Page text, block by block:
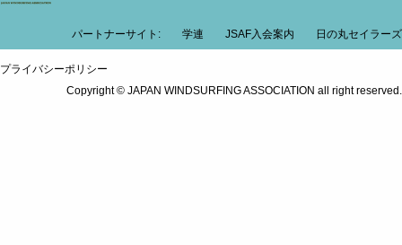
パートナーサイト: 学連 JSAF入会案内 日の丸セイラーズ
プライバシーポリシー
Copyright © JAPAN WINDSURFING ASSOCIATION all right reserved.